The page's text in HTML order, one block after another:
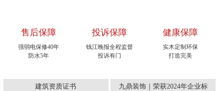
售后保障
强弱电保修40年
防水5年
投诉保障
钱江晚报全程监督
投诉有门
健康保障
实木定制环保
打造完美
建筑资质证书
九鼎装饰｜荣获2024年企业标